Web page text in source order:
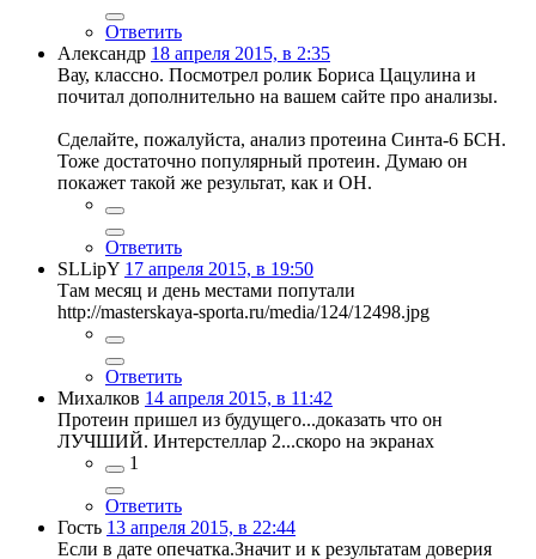
Ответить
Александр 18 апреля 2015, в 2:35
Вау, классно. Посмотрел ролик Бориса Цацулина и
почитал дополнительно на вашем сайте про анализы.
Сделайте, пожалуйста, анализ протеина Синта-6 БСН.
Тоже достаточно популярный протеин. Думаю он
покажет такой же результат, как и ОН.
Ответить
SLLipY 17 апреля 2015, в 19:50
Там месяц и день местами попутали
http://masterskaya-sporta.ru/media/124/12498.jpg
Ответить
Михалков 14 апреля 2015, в 11:42
Протеин пришел из будущего...доказать что он
ЛУЧШИЙ. Интерстеллар 2...скоро на экранах
1
Ответить
Гость 13 апреля 2015, в 22:44
Если в дате опечатка.Значит и к результатам доверия